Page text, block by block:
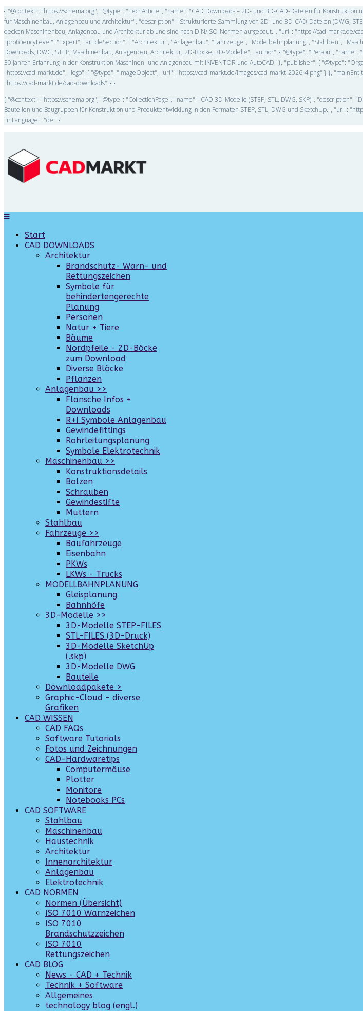
{ "@context": "https://schema.org", "@type": "TechArticle", "name": "CAD Downloads – 2D- und 3D-CAD-Dateien für Konstruktion
für Maschinenbau, Anlagenbau und Architektur", "description": "Strukturierte Sammlung von 2D- und 3D-CAD-Dateien (DWG,
decken Maschinenbau, Anlagenbau und Architektur ab und sind nach DIN/ISO-Normen aufgebaut.", "url": "https://cad-markt.de/
"proficiencyLevel": "Expert", "articleSection": [ "Architektur", "Anlagenbau", "Fahrzeuge", "Modellbahnplanung", "Stahlbau",
Downloads, DWG, STEP, Maschinenbau, Anlagenbau, Architektur, 2D-Blöcke, 3D-Modelle", "author": { "@type": "Person",
30 Jahren Erfahrung in der Konstruktion Maschinen- und Anlagenbau mit INVENTOR und AutoCAD" }, "publisher": { "@type":
"https://cad-markt.de", "logo": { "@type": "ImageObject", "url": "https://cad-markt.de/images/cad-markt-2026-4.png" } },
"https://cad-markt.de/cad-downloads" } }
{ "@context": "https://schema.org", "@type": "CollectionPage", "name": "CAD 3D-Modelle (STEP, STL, DWG, SKP)", "description":
Bauteilen und Baugruppen für Konstruktion und Produktentwicklung in den Formaten STEP, STL, DWG und SketchUp.", "url":
"inLanguage": "de" }
Start
CAD DOWNLOADS
Architektur
Brandschutz- Warn- und
Rettungszeichen
Symbole für
behindertengerechte
Planung
Personen
Natur + Tiere
Bäume
Nordpfeile - 2D-Böcke
zum Download
Diverse Blöcke
Pflanzen
Anlagenbau >>
Flansche Infos +
Downloads
R+I Symbole Anlagenbau
Gewindefittings
Rohrleitungsplanung
Symbole Elektrotechnik
Maschinenbau >>
Konstruktionsdetails
Bolzen
Schrauben
Gewindestifte
Muttern
Stahlbau
Fahrzeuge >>
Baufahrzeuge
Eisenbahn
PKWs
LKWs - Trucks
MODELLBAHNPLANUNG
Gleisplanung
Bahnhöfe
3D-Modelle >>
3D-Modelle STEP-FILES
STL-FILES (3D-Druck)
3D-Modelle SketchUp
(.skp)
3D-Modelle DWG
Bauteile
Downloadpakete >
Graphic-Cloud - diverse
Grafiken
CAD WISSEN
CAD FAQs
Software Tutorials
Fotos und Zeichnungen
CAD-Hardwaretips
Computermäuse
Plotter
Monitore
Notebooks PCs
CAD SOFTWARE
Stahlbau
Maschinenbau
Haustechnik
Architektur
Innenarchitektur
Anlagenbau
Elektrotechnik
CAD NORMEN
Normen (Übersicht)
ISO 7010 Warnzeichen
ISO 7010
Brandschutzzeichen
ISO 7010
Rettungszeichen
CAD BLOG
News - CAD + Technik
Technik + Software
Allgemeines
technology blog (engl.)